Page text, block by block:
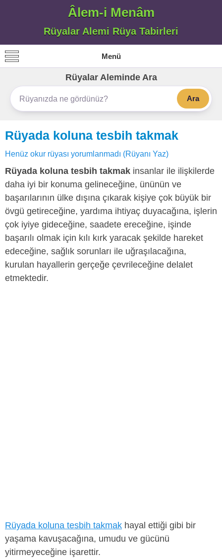
Âlem-i Menâm
Rüyalar Alemi Rüya Tabirleri
Menü
Rüyalar Aleminde Ara
Ara
Rüyada koluna tesbih takmak
Henüz okur rüyası yorumlanmadı (Rüyanı Yaz)
Rüyada koluna tesbih takmak insanlar ile ilişkilerde
daha iyi bir konuma gelineceğine, ününün ve
başarılarının ülke dışına çıkarak kişiye çok büyük bir
övgü getireceğine, yardıma ihtiyaç duyacağına, işlerin
çok iyiye gideceğine, saadete ereceğine, işinde
başarılı olmak için kılı kırk yaracak şekilde hareket
edeceğine, sağlık sorunları ile uğraşılacağına,
kurulan hayallerin gerçeğe çevrileceğine delalet
etmektedir.
Rüyada koluna tesbih takmak hayal ettiği gibi bir
yaşama kavuşacağına, umudu ve gücünü
yitirmeyeceğine işarettir.